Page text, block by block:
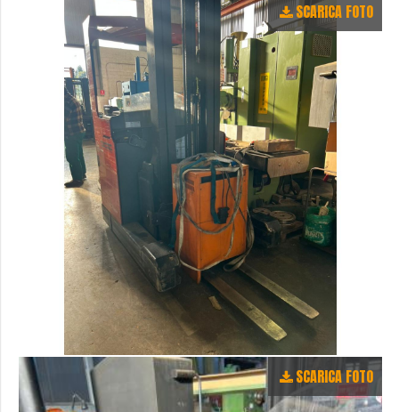
SCARICA FOTO
SCARICA FOTO